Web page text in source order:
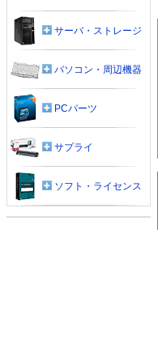
サーバ・ストレージ
パソコン・周辺機器
PCパーツ
サプライ
ソフト・ライセンス